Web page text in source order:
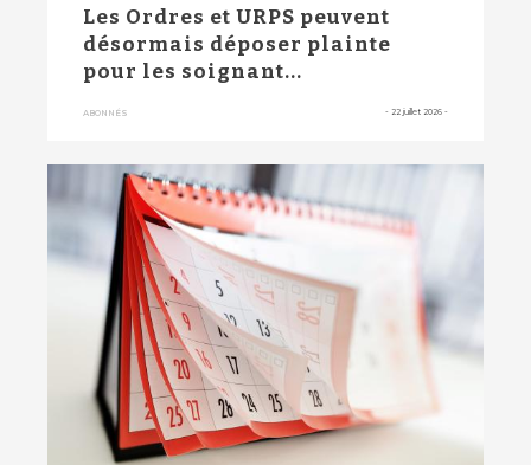
Les Ordres et URPS peuvent
désormais déposer plainte
pour les soignant...
ABONNÉS - 22 juillet 2026 -